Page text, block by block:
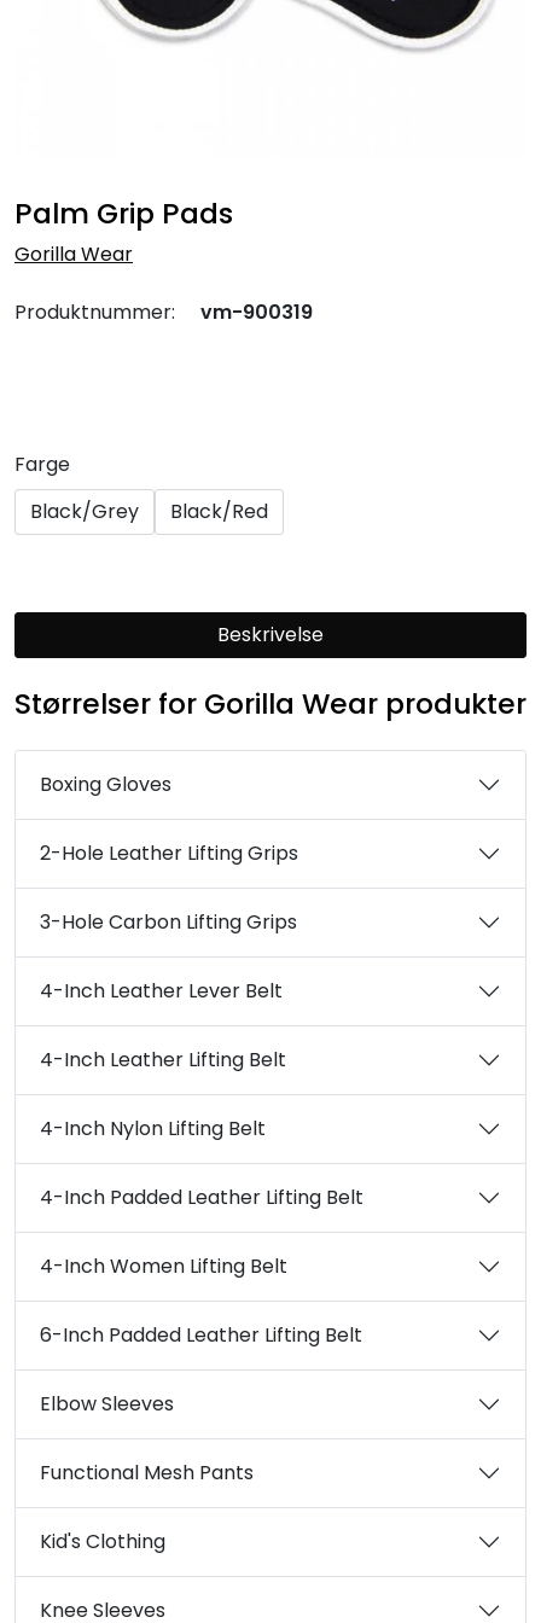
Palm Grip Pads
Gorilla Wear
Produktnummer: vm-900319
Farge
Black/Grey
Black/Red
Beskrivelse
Størrelser for Gorilla Wear produkter
Boxing Gloves
2-Hole Leather Lifting Grips
3-Hole Carbon Lifting Grips
4-Inch Leather Lever Belt
4-Inch Leather Lifting Belt
4-Inch Nylon Lifting Belt
4-Inch Padded Leather Lifting Belt
4-Inch Women Lifting Belt
6-Inch Padded Leather Lifting Belt
Elbow Sleeves
Functional Mesh Pants
Kid's Clothing
Knee Sleeves